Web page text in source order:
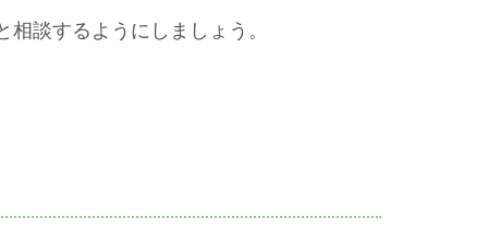
談するようにしましょう。